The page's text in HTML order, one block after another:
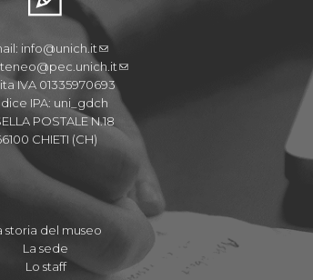
info@unich.it
IVA 01335970693
IPA: uni_gdch
POSTALE N.18
CHIETI (CH)
storia del museo
La sede
Lo staff